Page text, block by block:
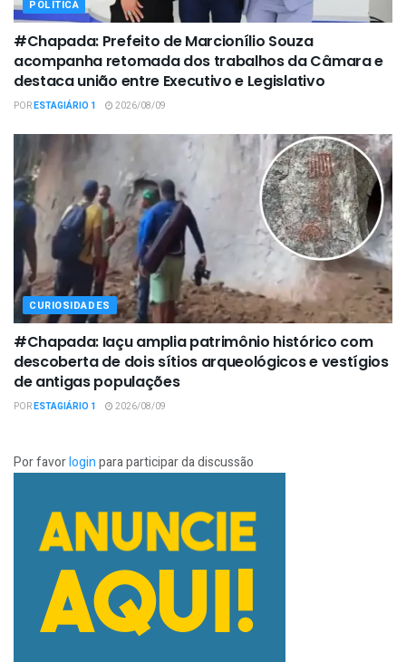
POLÍTICA
#Chapada: Prefeito de Marcionílio Souza
acompanha retomada dos trabalhos da Câmara e
destaca união entre Executivo e Legislativo
PORESTAGIÁRIO 1 2026/08/09
CURIOSIDADES
#Chapada: Iaçu amplia patrimônio histórico com
descoberta de dois sítios arqueológicos e vestígios
de antigas populações
PORESTAGIÁRIO 1 2026/08/09
Por favorloginpara participar da discussão